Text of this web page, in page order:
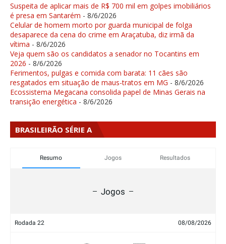
Suspeita de aplicar mais de R$ 700 mil em golpes imobiliários
é presa em Santarém - 8/6/2026
Celular de homem morto por guarda municipal de folga
desaparece da cena do crime em Araçatuba, diz irmã da
vítima - 8/6/2026
Veja quem são os candidatos a senador no Tocantins em
2026 - 8/6/2026
Ferimentos, pulgas e comida com barata: 11 cães são
resgatados em situação de maus-tratos em MG - 8/6/2026
Ecossistema Megacana consolida papel de Minas Gerais na
transição energética - 8/6/2026
BRASILEIRÃO SÉRIE A
Resumo Jogos Resultados
Jogos
Rodada 22 08/08/2026